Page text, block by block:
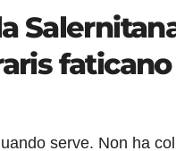
serve. Non ha